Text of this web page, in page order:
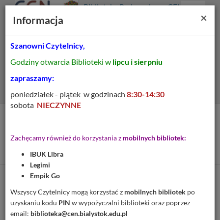
główne
główna
Prolib
główna
Biblioteka Pedagogiczna CEN
Menu
podręcznik : poziom 1
Dodaj na Twoją półkę
×
Informacja
Szanowni Czytelnicy,
Godziny otwarcia Biblioteki w lipcu i sierpniu
zapraszamy:
poniedziałek - piątek w godzinach 8:30-14:30
sobota NIECZYNNE
Zachęcamy również do korzystania z mobilnych bibliotek:
IBUK Libra
Legimi
Empik Go
Wszyscy Czytelnicy mogą korzystać z mobilnych bibliotek po
uzyskaniu kodu PIN w wypożyczalni biblioteki oraz poprzez
email: biblioteka@cen.bialystok.edu.pl